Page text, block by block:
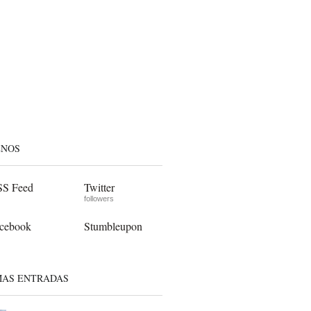
Feed Twitter
followers
Stumbleupon
ENTRADAS